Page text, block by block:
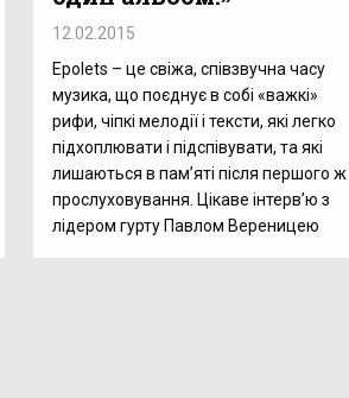
12.02.2015
Epolets – це свіжа, співзвучна часу
музика, що поєднує в собі «важкі»
рифи, чіпкі мелодії і тексти, які легко
підхоплювати і підспівувати, та які
лишаються в пам’яті після першого ж
прослуховування. Цікаве інтерв’ю з
лідером гурту Павлом Вереницею